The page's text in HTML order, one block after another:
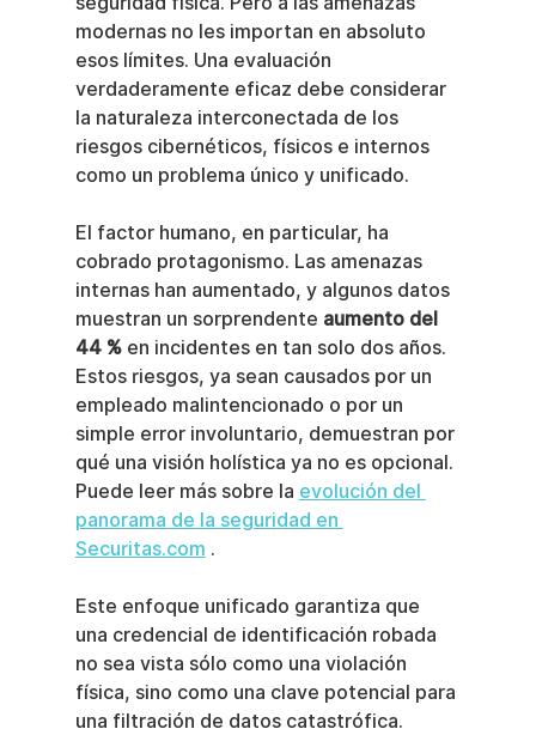
modernas no les importan en absoluto
esos límites. Una evaluación
verdaderamente eficaz debe considerar
la naturaleza interconectada de los
riesgos cibernéticos, físicos e internos
como un problema único y unificado.
El factor humano, en particular, ha
cobrado protagonismo. Las amenazas
internas han aumentado, y algunos datos
muestran un sorprendente aumento del
44 % en incidentes en tan solo dos años.
Estos riesgos, ya sean causados por un
empleado malintencionado o por un
simple error involuntario, demuestran por
qué una visión holística ya no es opcional.
Puede leer más sobre la evolución del
panorama de la seguridad en
Securitas.com .
Este enfoque unificado garantiza que
una credencial de identificación robada
no sea vista sólo como una violación
física, sino como una clave potencial para
una filtración de datos catastrófica.